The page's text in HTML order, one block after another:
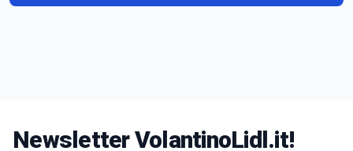
Newsletter VolantinoLidl.it!